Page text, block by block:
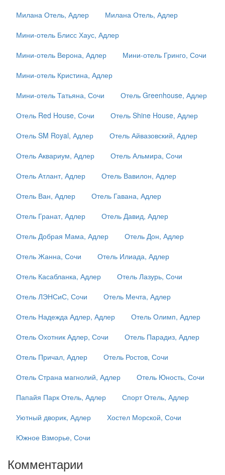
Милана Отель, Адлер
Милана Отель, Адлер
Мини-отель Блисс Хаус, Адлер
Мини-отель Верона, Адлер
Мини-отель Гринго, Сочи
Мини-отель Кристина, Адлер
Мини-отель Татьяна, Сочи
Отель Greenhouse, Адлер
Отель Red House, Сочи
Отель Shine House, Адлер
Отель SM Royal, Адлер
Отель Айвазовский, Адлер
Отель Аквариум, Адлер
Отель Альмира, Сочи
Отель Атлант, Адлер
Отель Вавилон, Адлер
Отель Ван, Адлер
Отель Гавана, Адлер
Отель Гранат, Адлер
Отель Давид, Адлер
Отель Добрая Мама, Адлер
Отель Дон, Адлер
Отель Жанна, Сочи
Отель Илиада, Адлер
Отель Касабланка, Адлер
Отель Лазурь, Сочи
Отель ЛЭНСиС, Сочи
Отель Мечта, Адлер
Отель Надежда Адлер, Адлер
Отель Олимп, Адлер
Отель Охотник Адлер, Сочи
Отель Парадиз, Адлер
Отель Причал, Адлер
Отель Ростов, Сочи
Отель Страна магнолий, Адлер
Отель Юность, Сочи
Папайя Парк Отель, Адлер
Спорт Отель, Адлер
Уютный дворик, Адлер
Хостел Морской, Сочи
Южное Взморье, Сочи
Комментарии